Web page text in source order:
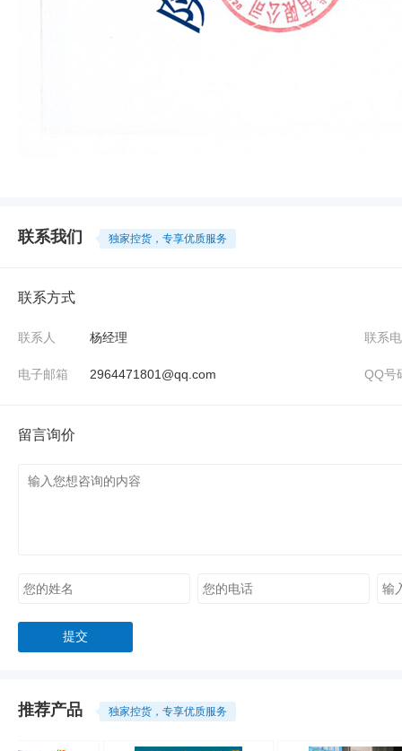
联系我们 独家控货，专享优质服务
联系方式
联系人 杨经理 联系
电子邮箱 2964471801@qq.com QQ号
留言询价
推荐产品 独家控货，专享优质服务